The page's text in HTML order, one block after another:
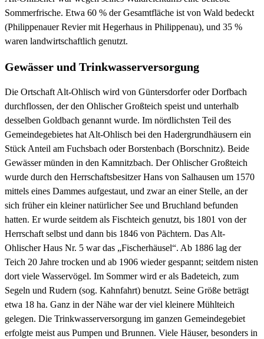
Sommerfrische. Etwa 60 % der Gesamtfläche ist von Wald bedeckt
(Philippenauer Revier mit Hegerhaus in Philippenau), und 35 %
waren landwirtschaftlich genutzt.
Gewässer und Trinkwasserversorgung
Die Ortschaft Alt-Ohlisch wird von Güntersdorfer oder Dorfbach
durchflossen, der den Ohlischer Großteich speist und unterhalb
desselben Goldbach genannt wurde. Im nördlichsten Teil des
Gemeindegebietes hat Alt-Ohlisch bei den Hadergrundhäusern ein
Stück Anteil am Fuchsbach oder Borstenbach (Borschnitz). Beide
Gewässer münden in den Kamnitzbach. Der Ohlischer Großteich
wurde durch den Herrschaftsbesitzer Hans von Salhausen um 1570
mittels eines Dammes aufgestaut, und zwar an einer Stelle, an der
sich früher ein kleiner natürlicher See und Bruchland befunden
hatten. Er wurde seitdem als Fischteich genutzt, bis 1801 von der
Herrschaft selbst und dann bis 1846 von Pächtern. Das Alt-
Ohlischer Haus Nr. 5 war das „Fischerhäusel“. Ab 1886 lag der
Teich 20 Jahre trocken und ab 1906 wieder gespannt; seitdem nisten
dort viele Wasservögel. Im Sommer wird er als Badeteich, zum
Segeln und Rudern (sog. Kahnfahrt) benutzt. Seine Größe beträgt
etwa 18 ha. Ganz in der Nähe war der viel kleinere Mühlteich
gelegen. Die Trinkwasserversorgung im ganzen Gemeindegebiet
erfolgte meist aus Pumpen und Brunnen. Viele Häuser, besonders in